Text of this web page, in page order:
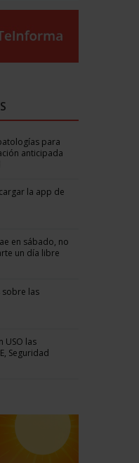
para
anticipada
la app de
en sábado, no
un día libre
sobre las
USO las
Seguridad